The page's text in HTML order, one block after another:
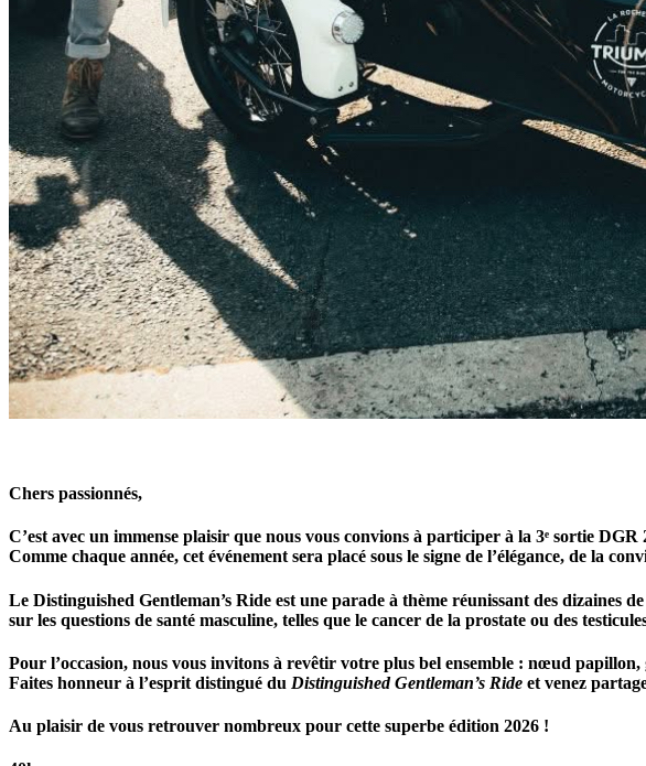
Chers passionnés,
C’est avec un immense plaisir que nous vous convions à participer à la 3ᵉ sortie
Comme chaque année, cet événement sera placé sous le signe de l’élégance, de la
Le Distinguished Gentleman’s Ride est une parade à thème réunissant des dizaines
sur les questions de santé masculine, telles que le cancer de la prostate ou des
Pour l’occasion, nous vous invitons à revêtir votre plus bel ensemble : nœud papillon,
Faites honneur à l’esprit distingué du Distinguished Gentleman’s Ride et venez
Au plaisir de vous retrouver nombreux pour cette superbe édition 2026 !